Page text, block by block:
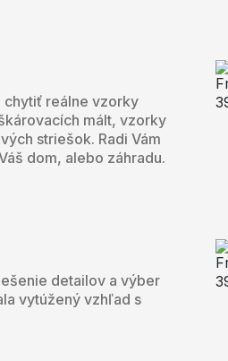
chytiť reálne vzorky
mált, vzorky
striešok. Radi Vám
dom, alebo záhradu.
detailov a výber
vytúžený vzhľad s